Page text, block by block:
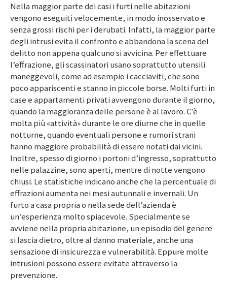
Nella maggior parte dei casi i furti nelle abitazioni
vengono eseguiti velocemente, in modo inosservato e
senza grossi rischi per i derubati. Infatti, la maggior parte
degli intrusi evita il confronto e abbandona la scena del
delitto non appena qualcuno si avvicina. Per effettuare
l’effrazione, gli scassinatori usano soprattutto utensili
maneggevoli, come ad esempio i cacciaviti, che sono
poco appariscenti e stanno in piccole borse. Molti furti in
case e appartamenti privati avvengono durante il giorno,
quando la maggioranza delle persone è al lavoro. C’è
molta più «attività» durante le ore diurne che in quelle
notturne, quando eventuali persone e rumori strani
hanno maggiore probabilità di essere notati dai vicini.
Inoltre, spesso di giorno i portoni d’ingresso, soprattutto
nelle palazzine, sono aperti, mentre di notte vengono
chiusi. Le statistiche indicano anche che la percentuale di
effrazioni aumenta nei mesi autunnali e invernali. Un
furto a casa propria o nella sede dell’azienda è
un’esperienza molto spiacevole. Specialmente se
avviene nella propria abitazione, un episodio del genere
si lascia dietro, oltre al danno materiale, anche una
sensazione di insicurezza e vulnerabilità. Eppure molte
intrusioni possono essere evitate attraverso la
prevenzione.